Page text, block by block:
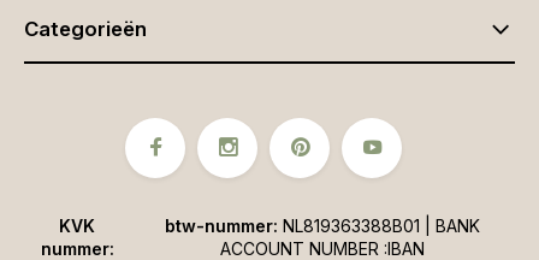
Categorieën
KVK
nummer:
btw-nummer: NL819363388B01 | BANK
ACCOUNT NUMBER :IBAN